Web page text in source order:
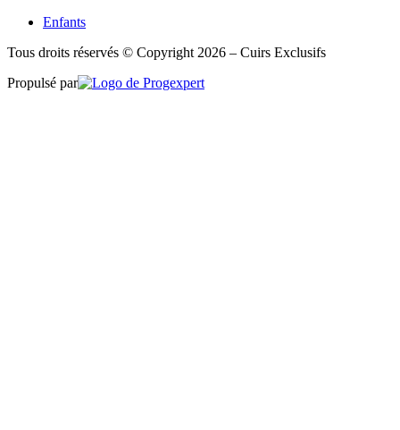
Enfants
Tous droits réservés © Copyright 2026 – Cuirs Exclusifs
Propulsé par